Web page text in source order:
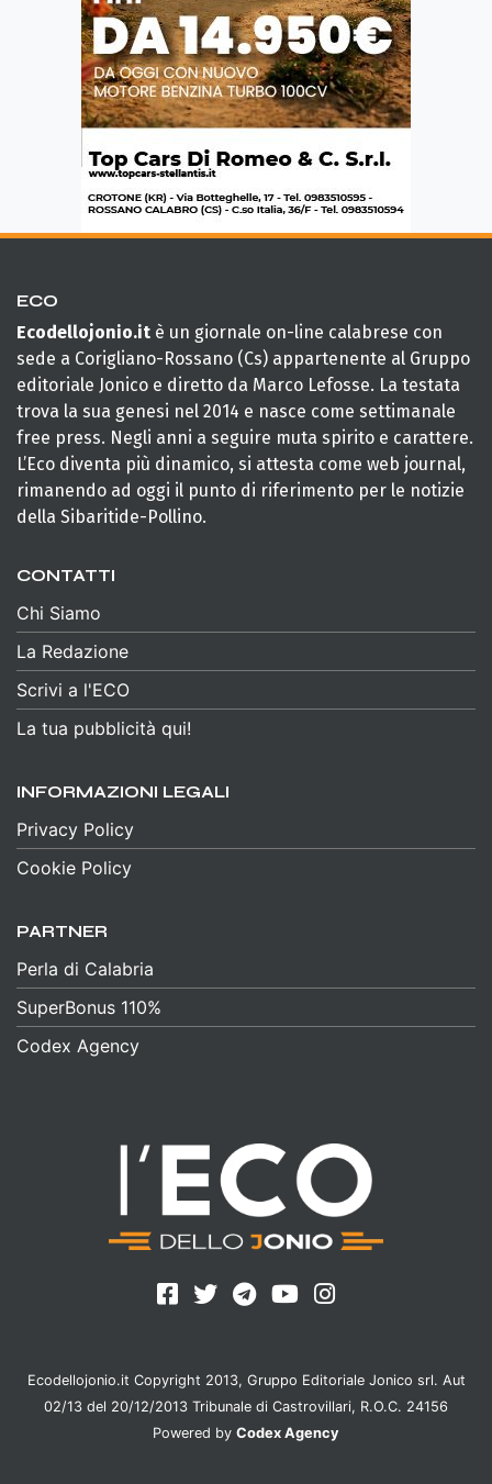
ECO
Ecodellojonio.it è un giornale on-line calabrese con
sede a Corigliano-Rossano (Cs) appartenente al Gruppo
editoriale Jonico e diretto da Marco Lefosse. La testata
trova la sua genesi nel 2014 e nasce come settimanale
free press. Negli anni a seguire muta spirito e carattere.
L’Eco diventa più dinamico, si attesta come web journal,
rimanendo ad oggi il punto di riferimento per le notizie
della Sibaritide-Pollino.
CONTATTI
Chi Siamo
La Redazione
Scrivi a l'ECO
La tua pubblicità qui!
INFORMAZIONI LEGALI
Privacy Policy
Cookie Policy
PARTNER
Perla di Calabria
SuperBonus 110%
Codex Agency
Ecodellojonio.it Copyright 2013, Gruppo Editoriale Jonico srl. Aut
02/13 del 20/12/2013 Tribunale di Castrovillari, R.O.C. 24156
Powered by Codex Agency